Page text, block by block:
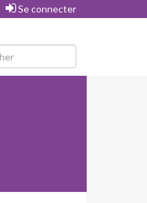
Se connecter